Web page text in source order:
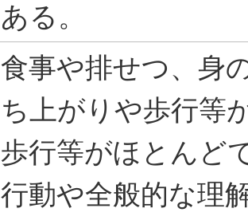
ある。
食事や排せつ、身
ち上がりや歩行等
歩行等がほとんど
行動や全般的な理